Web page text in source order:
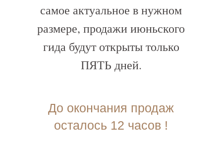
самое актуальное в нужном
размере, продажи июньского
гида будут открыты только
ПЯТЬ дней.
До окончания продаж
осталось 12 часов !